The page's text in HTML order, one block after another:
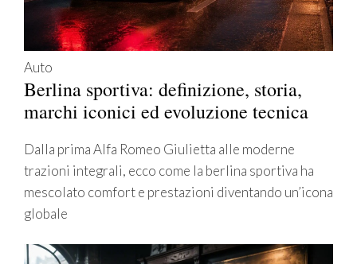
Auto
Berlina sportiva: definizione, storia,
marchi iconici ed evoluzione tecnica
Dalla prima Alfa Romeo Giulietta alle moderne
trazioni integrali, ecco come la berlina sportiva ha
mescolato comfort e prestazioni diventando un’icona
globale